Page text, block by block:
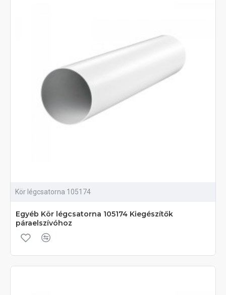
Kör légcsatorna 105174
Egyéb Kör légcsatorna 105174 Kiegészítők
páraelszívóhoz